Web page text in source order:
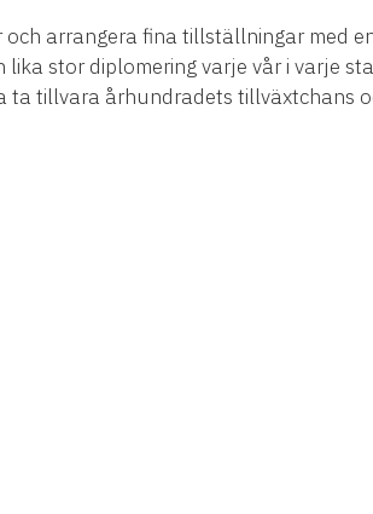
arrangera fina tillställningar med
stor diplomering varje vår i varje
tillvara århundradets tillväxtchans